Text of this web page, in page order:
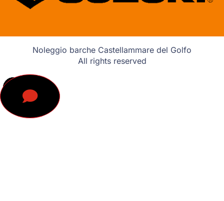
Noleggio barche Castellammare del Golfo
All rights reserved